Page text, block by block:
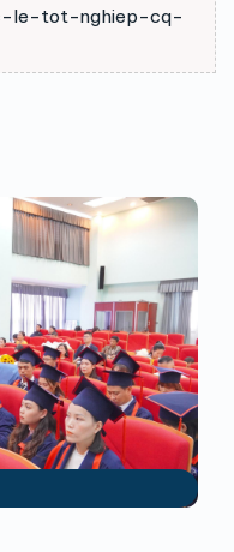
le-tot-nghiep-cq-